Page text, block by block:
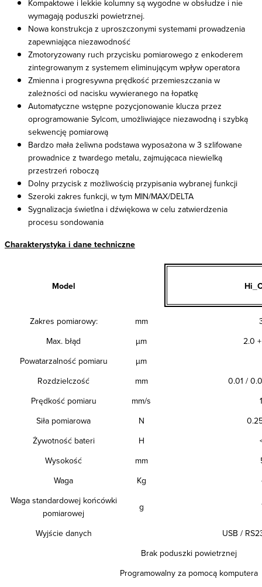
Kompaktowe i lekkie kolumny są wygodne w obsłudze i nie
wymagają poduszki powietrznej.
Nowa konstrukcja z uproszczonymi systemami prowadzenia
zapewniająca niezawodność
Zmotoryzowany ruch przycisku pomiarowego z enkoderem
zintegrowanym z systemem eliminującym wpływ operatora
Zmienna i progresywna prędkość przemieszczania w
zależności od nacisku wywieranego na łopatkę
Automatyczne wstępne pozycjonowanie klucza przez
oprogramowanie Sylcom, umożliwiające niezawodną i szybką
sekwencję pomiarową
Bardzo mała żeliwna podstawa wyposażona w 3 szlifowane
prowadnice z twardego metalu, zajmującaca niewielką
przestrzeń roboczą
Dolny przycisk z możliwością przypisania wybranej funkcji
Szeroki zakres funkcji, w tym MIN/MAX/DELTA
Sygnalizacja świetlna i dźwiękowa w celu zatwierdzenia
procesu sondowania
Charakterystyka i dane techniczne
Model
Zakres pomiarowy: mm
Max. błąd
µm
2.0
Powatarzalność pomiaru
µm
Rozdzielczość
mm
0.01 /
Prędkość pomiaru
mm/s
Siła pomiarowa
N
Żywotność bateri
H
Wysokość
mm
Waga
Kg
Waga standardowej końcówki
pomiarowej
g
Wyjście danych
USB /
Brak poduszki powietrznej
Programowalny za pomocą komputera